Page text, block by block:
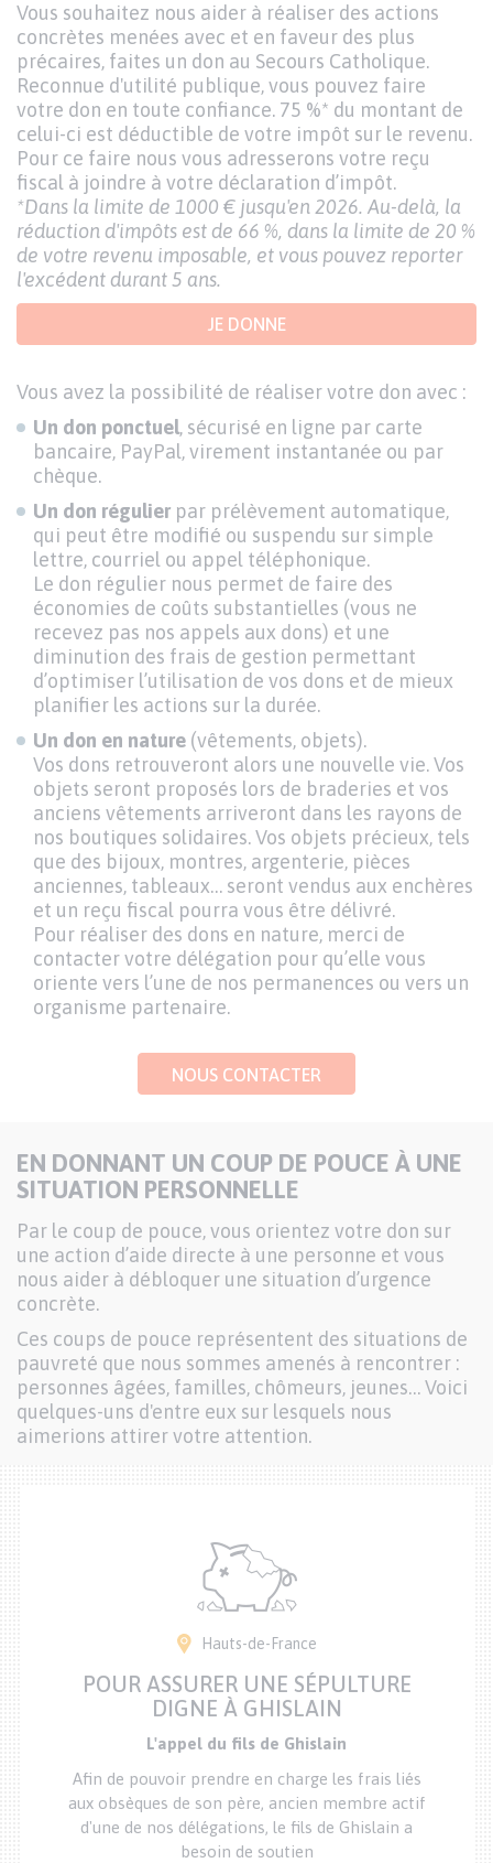
Vous souhaitez nous aider à réaliser des actions
concrètes menées avec et en faveur des plus
précaires, faites un don au Secours Catholique.
Reconnue d'utilité publique, vous pouvez faire
votre don en toute confiance. 75 %* du montant de
celui-ci est déductible de votre impôt sur le revenu.
Pour ce faire nous vous adresserons votre reçu
fiscal à joindre à votre déclaration d’impôt.
*Dans la limite de 1000 € jusqu'en 2026. Au-delà, la
réduction d'impôts est de 66 %, dans la limite de 20 %
de votre revenu imposable, et vous pouvez reporter
l'excédent durant 5 ans.
JE DONNE
Vous avez la possibilité de réaliser votre don avec :
Un don ponctuel, sécurisé en ligne par carte
bancaire, PayPal, virement instantanée ou par
chèque.
Un don régulier par prélèvement automatique,
qui peut être modifié ou suspendu sur simple
lettre, courriel ou appel téléphonique.
Le don régulier nous permet de faire des
économies de coûts substantielles (vous ne
recevez pas nos appels aux dons) et une
diminution des frais de gestion permettant
d’optimiser l’utilisation de vos dons et de mieux
planifier les actions sur la durée.
Un don en nature (vêtements, objets).
Vos dons retrouveront alors une nouvelle vie. Vos
objets seront proposés lors de braderies et vos
anciens vêtements arriveront dans les rayons de
nos boutiques solidaires. Vos objets précieux, tels
que des bijoux, montres, argenterie, pièces
anciennes, tableaux… seront vendus aux enchères
et un reçu fiscal pourra vous être délivré.
Pour réaliser des dons en nature, merci de
contacter votre délégation pour qu’elle vous
oriente vers l’une de nos permanences ou vers un
organisme partenaire.
NOUS CONTACTER
EN DONNANT UN COUP DE POUCE À UNE
SITUATION PERSONNELLE
Par le coup de pouce, vous orientez votre don sur
une action d’aide directe à une personne et vous
nous aider à débloquer une situation d’urgence
concrète.
Ces coups de pouce représentent des situations de
pauvreté que nous sommes amenés à rencontrer :
personnes âgées, familles, chômeurs, jeunes… Voici
quelques-uns d'entre eux sur lesquels nous
aimerions attirer votre attention.
Hauts-de-France
POUR ASSURER UNE SÉPULTURE
DIGNE À GHISLAIN
L'appel du fils de Ghislain
Afin de pouvoir prendre en charge les frais liés
aux obsèques de son père, ancien membre actif
d'une de nos délégations, le fils de Ghislain a
besoin de soutien